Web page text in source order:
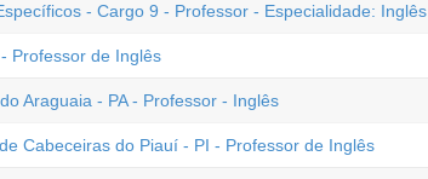
- Cargo 9 - Professor - Especialidade: Inglês
Professor de Inglês
Araguaia - PA - Professor - Inglês
Cabeceiras do Piauí - PI - Professor de Inglês